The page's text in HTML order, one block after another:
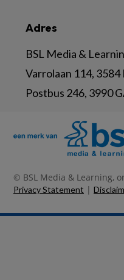
Adres
BSL Media &
Varrolaan 114,
Postbus 246, 3990
© BSL Media & Learning,
Privacy Statement |